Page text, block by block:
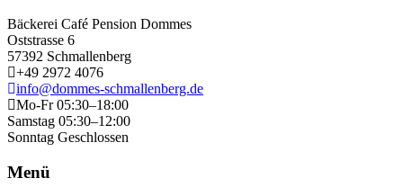
Bäckerei Café Pension Dommes
Oststrasse 6
57392 Schmallenberg
+49 2972 4076
info@dommes-schmallenberg.de
Mo-Fr 05:30–18:00
Samstag 05:30–12:00
Sonntag Geschlossen
Menü